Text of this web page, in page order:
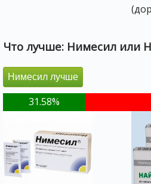
Что лучше: Нимесил или
Нимесил лучше
31.58%